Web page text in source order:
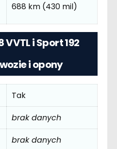
688 km (430 mil)
i Sport 192
i opony
Tak
brak danych
brak danych